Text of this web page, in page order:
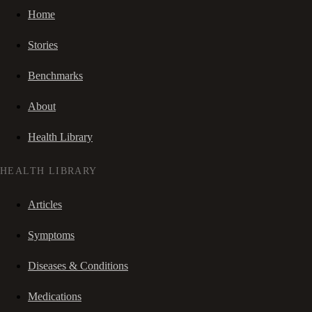
Home
Stories
Benchmarks
About
Health Library
HEALTH LIBRARY
Articles
Symptoms
Diseases & Conditions
Medications